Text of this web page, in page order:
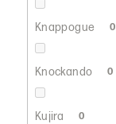
Knappogue 0
Knockando 0
Kujira 0